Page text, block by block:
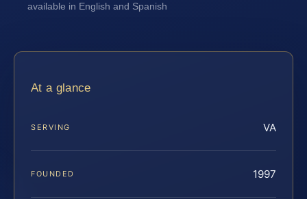
available in English and Spanish
At a glance
SERVING VA
FOUNDED 1997